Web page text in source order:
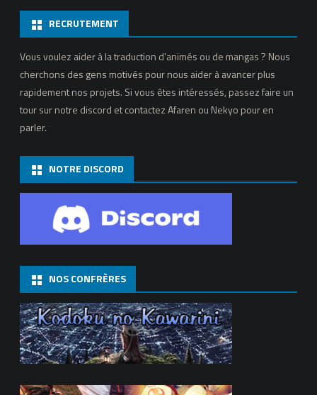
RECRUTEMENT
Vous voulez aider à la traduction d’animés ou de mangas ? Nous
cherchons des gens motivés pour nous aider à avancer plus
rapidement nos projets. Si vous êtes intéressés, passez faire un
tour sur notre discord et contactez Afaren ou Nekyo pour en
parler.
NOTRE DISCORD
NOS CONFRÈRES